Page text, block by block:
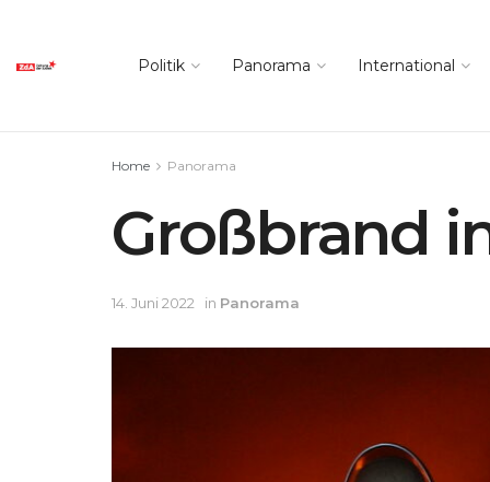
Politik Panorama International
Home Panorama
Großbrand
14. Juni 2022 in Panorama